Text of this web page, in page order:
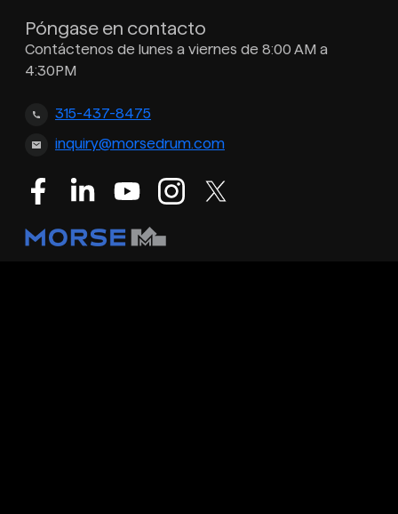
Póngase en contacto
Contáctenos de lunes a viernes de 8:00 AM a
4:30PM
315-437-8475
inquiry@morsedrum.com